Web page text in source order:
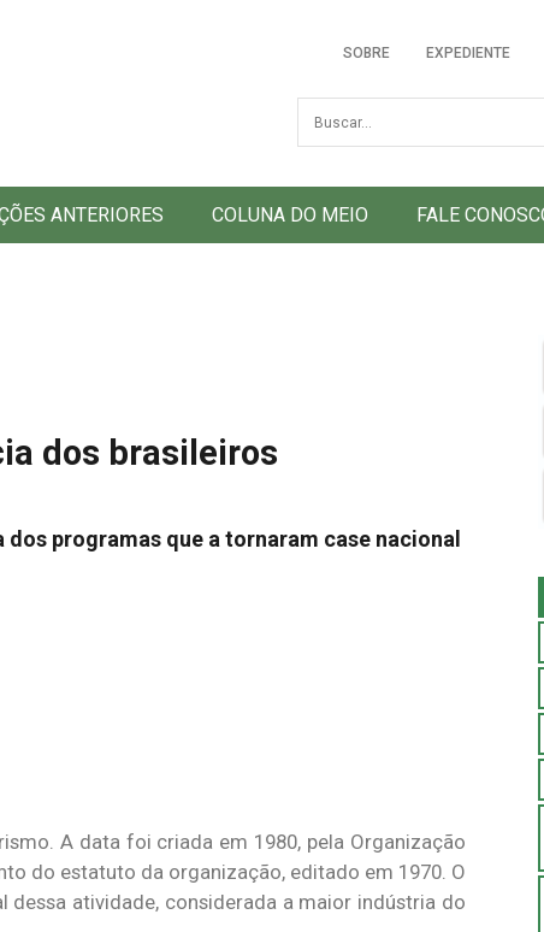
SOBRE EXPEDIENTE
Busca
ANTERIORES COLUNA DO MEIO FALE
dos brasileiros
programas que a tornaram case nacional
A data foi criada em 1980, pela Organização
do estatuto da organização, editado em 1970. O
atividade, considerada a maior indústria do